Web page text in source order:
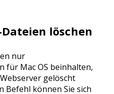
Dateien löschen
nur
für Mac OS beinhalten,
gelöscht
Befehl können Sie sich